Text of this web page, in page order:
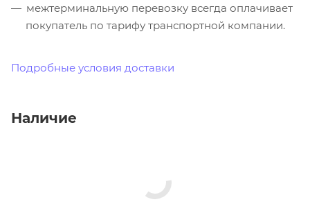
межтерминальную перевозку всегда оплачивает
покупатель по тарифу транспортной компании.
Подробные условия доставки
Наличие